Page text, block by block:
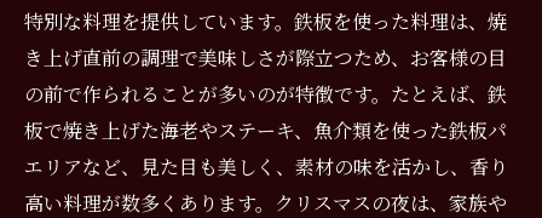
特別な料理を提供しています。鉄板を使った料理は、焼
き上げ直前の調理で美味しさが際立つため、お客様の目
の前で作られることが多いのが特徴です。たとえば、鉄
板で焼き上げた海老やステーキ、魚介類を使った鉄板パ
エリアなど、見た目も美しく、素材の味を活かし、香り
高い料理が数多くあります。クリスマスの夜は、家族や